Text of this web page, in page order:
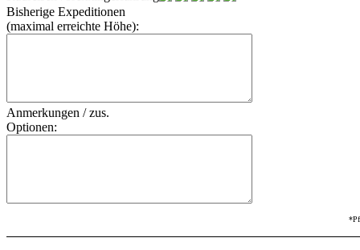
Bisherige Expeditionen
(maximal erreichte Höhe):
Anmerkungen / zus.
Optionen: